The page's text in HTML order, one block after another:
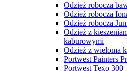
Odzież robocza
Odzież robocza
Odzież robocza
Odzież z
kaburowymi
Odzież z wieloma
Portwest Painters
Portwest Texo 300